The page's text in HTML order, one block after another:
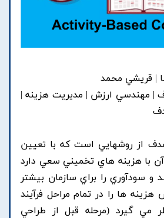
| قريشي محمد
| مهندسي ارزش | مديريت هزينه |
از روشهايي است که با تعيين
با هزينه هاي تخميني سعي دارد
سودآوري را براي سازمان بيشتر
ها را در تمام مراحل فرآيند
مي گيرد (مرحله قبل از طراحي